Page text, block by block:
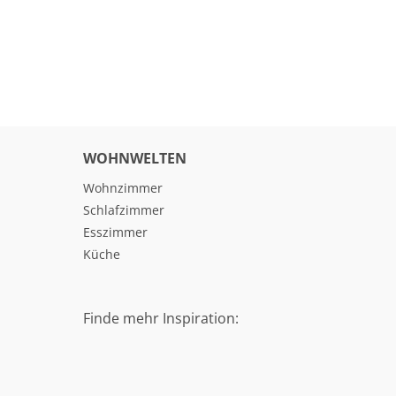
WOHNWELTEN
Wohnzimmer
Schlafzimmer
Esszimmer
Küche
Finde mehr Inspiration: